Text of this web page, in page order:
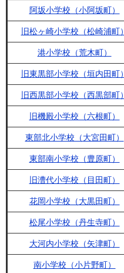
阿坂小学校（小阿坂町）
旧松ヶ崎小学校（松崎浦町）
港小学校（荒木町）
旧東黒部小学校（垣内田町）
旧西黒部小学校（西黒部町）
旧機殿小学校（六根町）
東部北小学校（大宮田町）
東部南小学校（豊原町）
旧漕代小学校（目田町）
花岡小学校（大黒田町）
松尾小学校（丹生寺町）
大河内小学校（矢津町）
南小学校（小片野町）